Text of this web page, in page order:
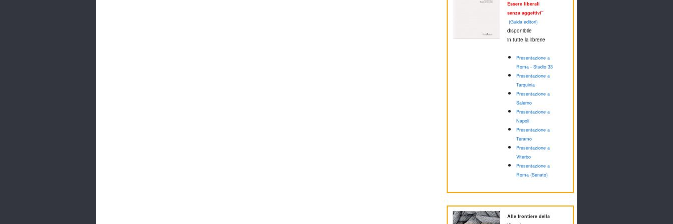
Essere liberali
senza aggettivi"
(Guida editori)
disponibile
in tutte la librerie
Presentazione a
Roma - Studio 33
Presentazione a
Tarquinia
Presentazione a
Salerno
Presentazione a
Napoli
Presentazione a
Teramo
Presentazione a
Viterbo
Presentazione a
Roma (Senato)
Alle frontiere della